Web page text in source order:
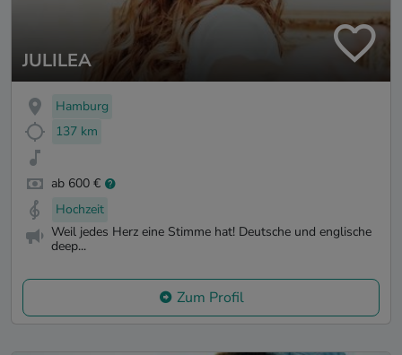
JULILEA
Hamburg
137 km
ab 600 €
Hochzeit
Weil jedes Herz eine Stimme hat! Deutsche und englische
deep...
Zum Profil